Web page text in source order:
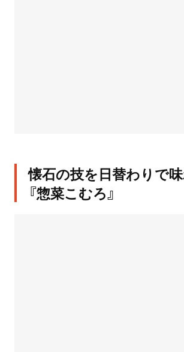
懐石の技を日替わりで
『惣菜こむろ』